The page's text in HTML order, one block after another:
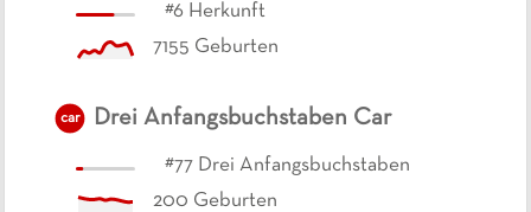
#6 Herkunft
7155 Geburten
car Drei Anfangsbuchstaben Car
#77 Drei Anfangsbuchstaben
200 Geburten